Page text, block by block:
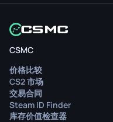
CSMC
价格比较
CS2 市场
交易合同
Steam ID Finder
库存价值检查器